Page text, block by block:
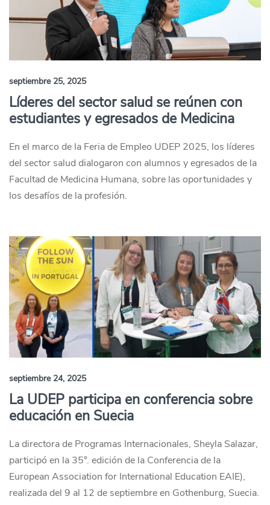
septiembre 25, 2025
Líderes del sector salud se reúnen con
estudiantes y egresados de Medicina
En el marco de la Feria de Empleo UDEP 2025, los líderes
del sector salud dialogaron con alumnos y egresados de la
Facultad de Medicina Humana, sobre las oportunidades y
los desafíos de la profesión.
septiembre 24, 2025
La UDEP participa en conferencia sobre
educación en Suecia
La directora de Programas Internacionales, Sheyla Salazar,
participó en la 35°. edición de la Conferencia de la
European Association for International Education EAIE),
realizada del 9 al 12 de septiembre en Gothenburg, Suecia.